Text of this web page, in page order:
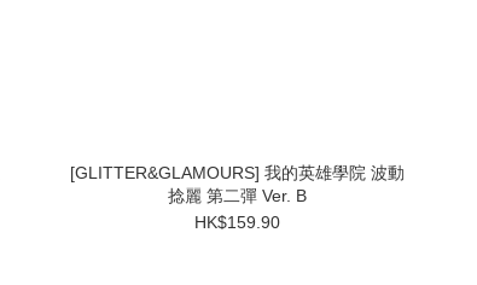
[GLITTER&GLAMOURS] 我的英雄學院 波動
捻麗 第二彈 Ver. B
HK$159.90